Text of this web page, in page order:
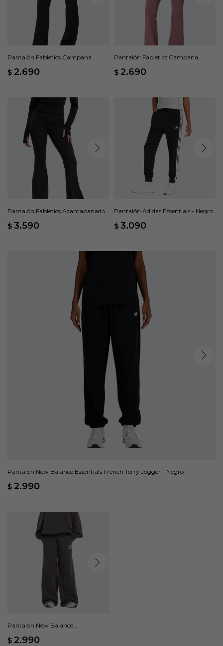
Pantalón Fabletics Campana
$ 2.690
Pantalón Fabletics Campana
$ 2.690
Pantalón Fabletics Acamapanado
$ 3.590
Pantalón Adidas Essentials - Negro
$ 3.090
Pantalón New Balance Essentials French Terry Jogger - Negro
$ 2.990
Pantalón New Balance
$ 2.990